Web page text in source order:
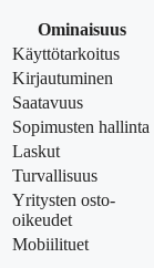
Ominaisuus
Käyttötarkoitus
Kirjautuminen
Saatavuus
Sopimusten hallinta
Laskut
Turvallisuus
Yritysten osto-
oikeudet
Mobiilituet